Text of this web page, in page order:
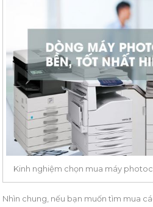
Kinh nghiệm chọn mua máy
Nhìn chung, nếu bạn muốn tìm mua